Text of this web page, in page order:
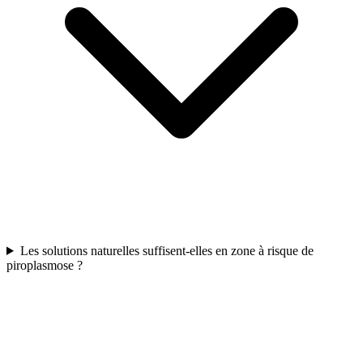
Les solutions naturelles suffisent-elles en zone à risque de
piroplasmose ?